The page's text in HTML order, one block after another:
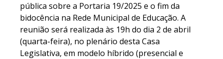
pública sobre a Portaria 19/2025 e o fim da
bidocência na Rede Municipal de Educação. A
reunião será realizada às 19h do dia 2 de abril
(quarta-feira), no plenário desta Casa
Legislativa, em modelo híbrido (presencial e